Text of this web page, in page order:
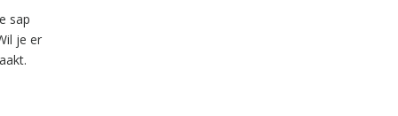
sap
je er